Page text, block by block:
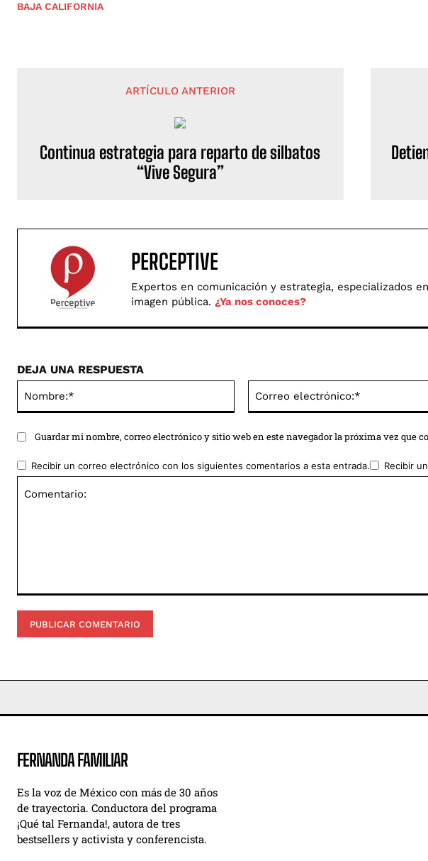
BAJA CALIFORNIA
ARTÍCULO ANTERIOR
Continua estrategia para reparto de silbatos
“Vive Segura”
PERCEPTIVE
Expertos en comunicación y estrategia, especializados
imagen pública. ¿Ya nos conoces?
DEJA UNA RESPUESTA
Guardar mi nombre, correo electrónico y sitio web en este navegador la próxima vez que
Recibir un correo electrónico con los siguientes comentarios a esta entrada. Recibir
FERNANDA FAMILIAR
Es la voz de México con más de 30 años
de trayectoria. Conductora del programa
¡Qué tal Fernanda!, autora de tres
bestsellers y activista y conferencista.